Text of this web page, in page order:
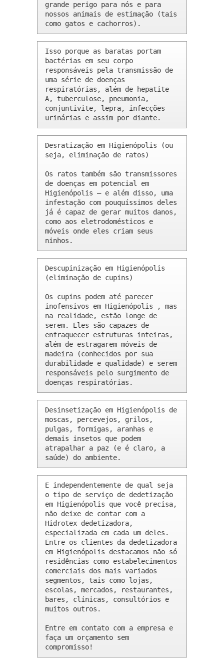
grande perigo para nós e para
nossos animais de estimação (tais
como gatos e cachorros).
Isso porque as baratas portam
bactérias em seu corpo
responsáveis pela transmissão de
uma série de doenças
respiratórias, além de hepatite
A, tuberculose, pneumonia,
conjuntivite, lepra, infecções
urinárias e assim por diante.
Desratização em Higienópolis (ou
seja, eliminação de ratos)
Os ratos também são transmissores
de doenças em potencial em
Higienópolis – e além disso, uma
infestação com pouquíssimos deles
já é capaz de gerar muitos danos,
como aos eletrodomésticos e
móveis onde eles criam seus
ninhos.
Descupinização em Higienópolis
(eliminação de cupins)
Os cupins podem até parecer
inofensivos em Higienópolis , mas
na realidade, estão longe de
serem. Eles são capazes de
enfraquecer estruturas inteiras,
além de estragarem móveis de
madeira (conhecidos por sua
durabilidade e qualidade) e serem
responsáveis pelo surgimento de
doenças respiratórias.
Desinsetização em Higienópolis de
moscas, percevejos, grilos,
pulgas, formigas, aranhas e
demais insetos que podem
atrapalhar a paz (e é claro, a
saúde) do ambiente.
E independentemente de qual seja
o tipo de serviço de dedetização
em Higienópolis que você precisa,
não deixe de contar com a
Hidrotex dedetizadora,
especializada em cada um deles.
Entre os clientes da dedetizadora
em Higienópolis destacamos não só
residências como estabelecimentos
comerciais dos mais variados
segmentos, tais como lojas,
escolas, mercados, restaurantes,
bares, clínicas, consultórios e
muitos outros.
Entre em contato com a empresa e
faça um orçamento sem
compromisso!